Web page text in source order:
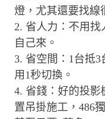
燈，尤其還要找線
2. 省人力：不用
自己來。
3. 省空間：1台抵
用1秒切換。
4. 省錢：好的投影
置吊掛施工，486